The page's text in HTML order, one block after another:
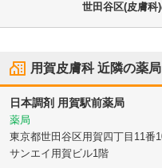
世田谷区(皮膚科
用賀皮膚科近隣の薬局
日本調剤 用賀駅前薬局
薬局
東京都世田谷区用賀四丁目11番
サンエイ用賀ビル1階